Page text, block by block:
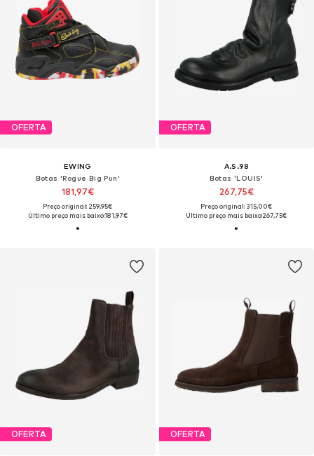
OFERTA
EWING
Botas 'Rogue Big Pun'
181,97€
Preço original: 259,95€
Último preço mais baixo:181,97€
OFERTA
A.S.98
Botas 'LOUIS'
267,75€
Preço original: 315,00€
Último preço mais baixo:267,75€
OFERTA OFERTA